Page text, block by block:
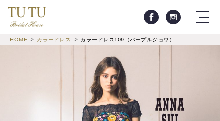
HOME カラードレス カラードレス109（パープルジョワ）